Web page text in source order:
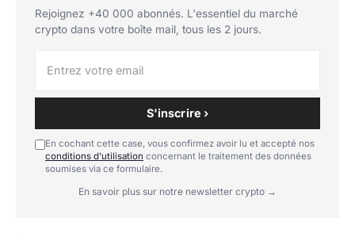
Rejoignez +40 000 abonnés. L'essentiel du marché
crypto dans votre boîte mail, tous les 2 jours.
S'inscrire ›
En cochant cette case, vous confirmez avoir lu et accepté nos
conditions d'utilisation concernant le traitement des données
soumises via ce formulaire.
En savoir plus sur notre newsletter crypto →